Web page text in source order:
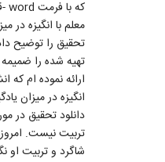
معلم با انگیزه در
تحقیق را توضیح
تهیه شده را ضمیمه
ارائه نموده ام که
انگیزه در میزان
دانلود تحقیق در
تربیت نیست.
شاگرد و تربیت او